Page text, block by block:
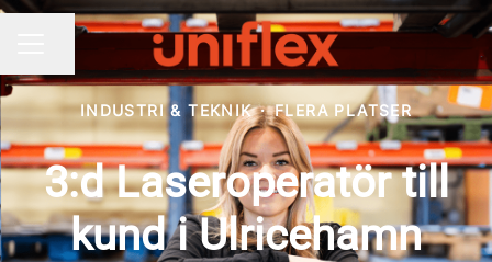
INDUSTRI & TEKNIK · FLERA PLATSER
3:d Laseroperatör till
kund i Ulricehamn